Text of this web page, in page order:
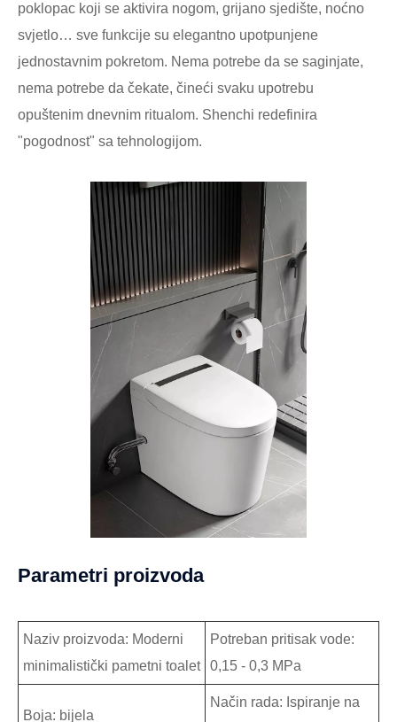
poklopac koji se aktivira nogom, grijano sjedište, noćno
svjetlo… sve funkcije su elegantno upotpunjene
jednostavnim pokretom. Nema potrebe da se saginjate,
nema potrebe da čekate, čineći svaku upotrebu
opuštenim dnevnim ritualom. Shenchi redefinira
"pogodnost" sa tehnologijom.
Parametri proizvoda
Naziv proizvoda: Moderni
minimalistički pametni toalet
Potreban pritisak vode:
0,15 - 0,3 MPa
Boja: bijela
Način rada: Ispiranje na